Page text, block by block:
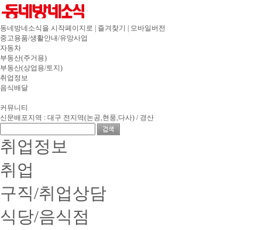
동네방네소식을 시작페이지로 즐겨찾기
모바일버전
중고용품/생활안내/유망사업
자동차
부동산(주거용)
부동산(상업용/토지)
취업정보
음식배달
커뮤니티
신문배포지역 : 대구 전지역(논공,현풍,다사) / 경산
취업정보
취업
구직/취업상담
식당/음식점